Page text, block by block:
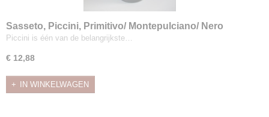
Sasseto, Piccini, Primitivo/ Montepulciano/ Nero
d'Avola/ Merlot
Piccini is één van de belangrijkste…
€ 12,88
IN WINKELWAGEN